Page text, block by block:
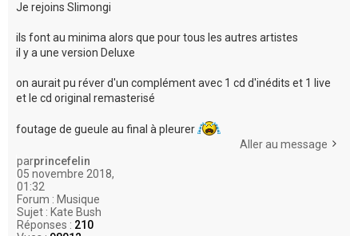
Je rejoins Slimongi
ils font au minima alors que pour tous les autres artistes
il y a une version Deluxe
on aurait pu réver d'un complément avec 1 cd d'inédits et 1 live
et le cd original remasterisé
foutage de gueule au final à pleurer
Aller au message
parprincefelin
05 novembre 2018,
01:32
Forum : Musique
Sujet : Kate Bush
Réponses : 210